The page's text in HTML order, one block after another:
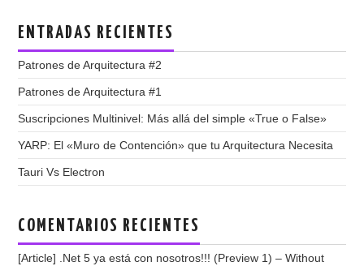
ENTRADAS RECIENTES
Patrones de Arquitectura #2
Patrones de Arquitectura #1
Suscripciones Multinivel: Más allá del simple «True o False»
YARP: El «Muro de Contención» que tu Arquitectura Necesita
Tauri Vs Electron
COMENTARIOS RECIENTES
[Article] .Net 5 ya está con nosotros!!! (Preview 1) – Without